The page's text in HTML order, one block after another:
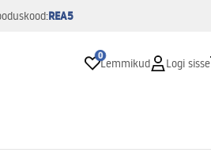
REA5
0
Lemmikud Logi sisse